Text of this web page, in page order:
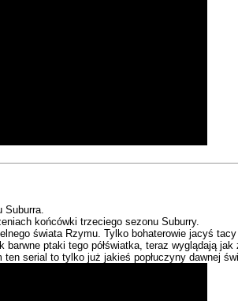
Suburra.
końcówki trzeciego sezonu Suburry.
świata Rzymu. Tylko bohaterowie jacyś
ptaki tego półświatka, teraz wyglądają
serial to tylko już jakieś popłuczyny dawnej